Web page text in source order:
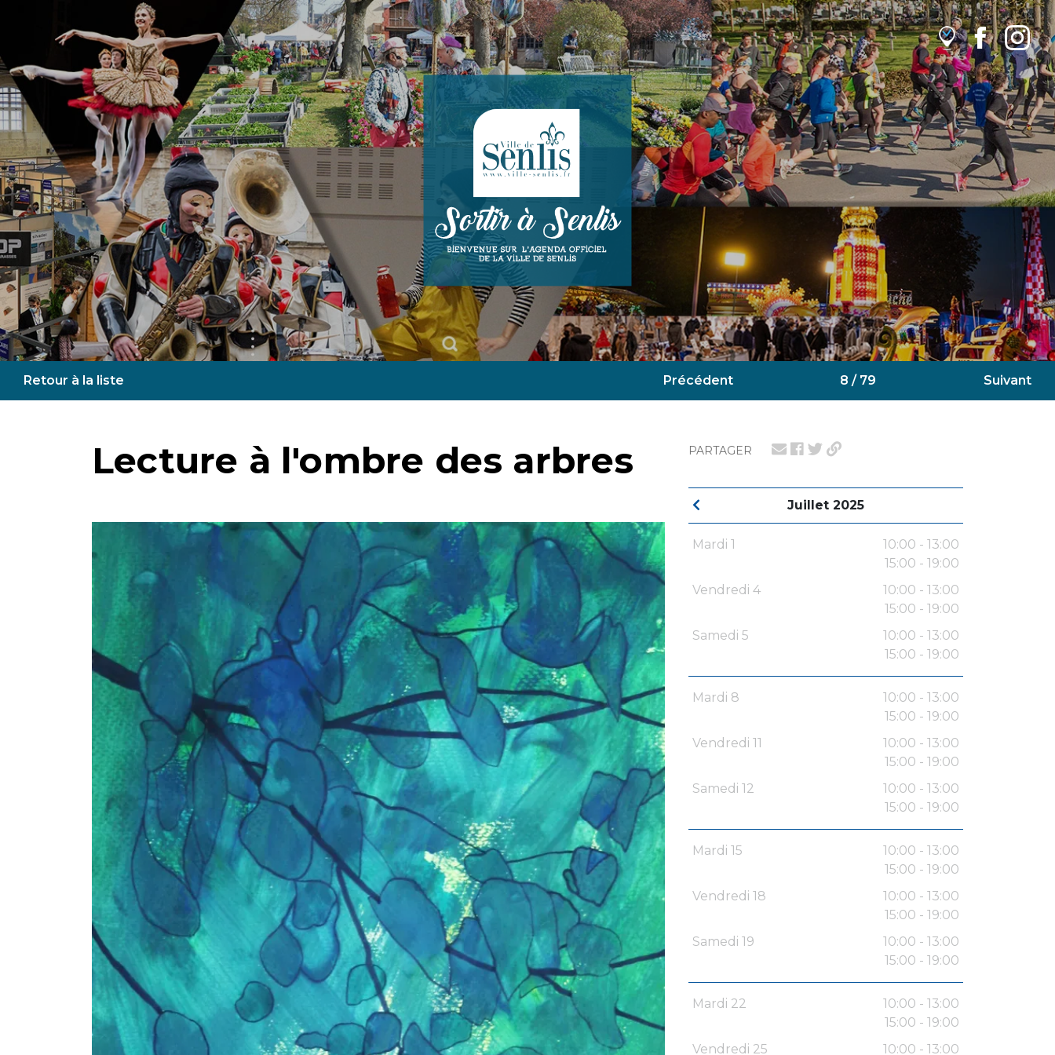
Retour à la liste Précédent 8 / 79 Suivant
PARTAGER
Juillet 2025
Mardi 1
10:00 - 13:00
15:00 - 19:00
Vendredi 4
10:00 - 13:00
15:00 - 19:00
Samedi 5
10:00 - 13:00
15:00 - 19:00
Mardi 8
10:00 - 13:00
15:00 - 19:00
Vendredi 11
10:00 - 13:00
15:00 - 19:00
Samedi 12
10:00 - 13:00
15:00 - 19:00
Mardi 15
10:00 - 13:00
15:00 - 19:00
Vendredi 18
10:00 - 13:00
15:00 - 19:00
Samedi 19
10:00 - 13:00
15:00 - 19:00
Mardi 22
10:00 - 13:00
15:00 - 19:00
Vendredi 25
10:00 - 13:00
Lecture à l'ombre des arbres